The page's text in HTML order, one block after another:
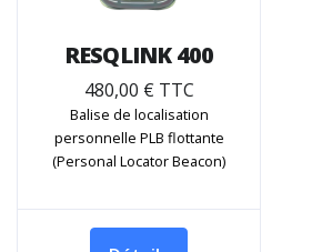
RESQLINK 400
480,00 € TTC
Balise de localisation
personnelle PLB flottante
(Personal Locator Beacon)